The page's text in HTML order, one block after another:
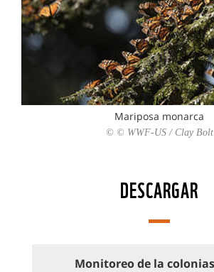
Mariposa monarca
© © WWF-US / Clay Bolt
DESCARGAR
Monitoreo de la